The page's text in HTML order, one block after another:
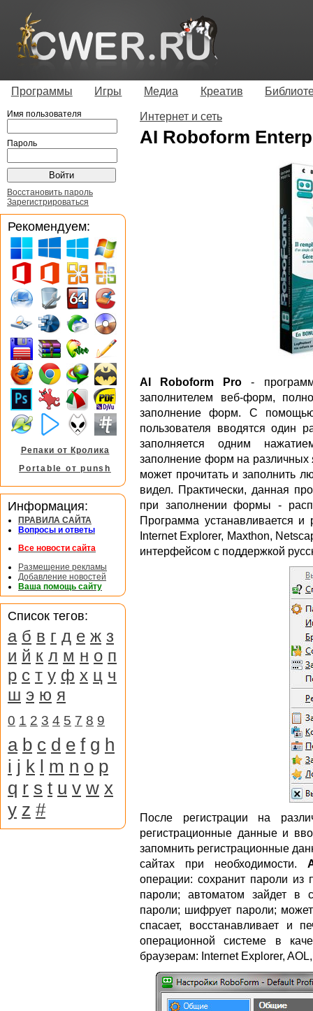
Программы Игры Медиа Креатив
Интернет и сеть
AI Roboform
AI Roboform Pro -
заполнителем веб-форм,
заполнениe форм. С
пользователя вводятся
заполняется одним
заполнение форм на различных
может прочитать и заполнить
видел. Практически, данная
при заполнении формы -
Программа устанавливается и
Internet Explorer, Maxthon,
интерфейсом с поддержкой
После регистрации на
регистрационные данные и
запомнить регистрационные
сайтах при необходимости.
операции: сохранит пароли из
пароли; автоматом зайдет в
пароли; шифрует пароли;
спасает, восстанавливает и
операционной системе в
браузерам: Internet Explorer,
Имя пользователя
Пароль
Восстановить пароль
Зарегистрироваться
Рекомендуем:
Репаки от Кролика
Portable от punsh
Информация:
ПРАВИЛА САЙТА
Вопросы и ответы
Все новости сайта
Размещение рекламы
Добавление новостей
Ваша помощь сайту
Список тегов:
а б в г д е ж з
и й к л м н о п
р с т у ф х ц ч
ш э ю я
0 1 2 3 4 5 7 8 9
a b c d e f g h
i j k l m n o p
q r s t u v w x
y z #